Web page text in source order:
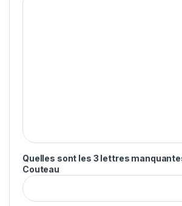
Quelles sont les 3 lettres
Couteau